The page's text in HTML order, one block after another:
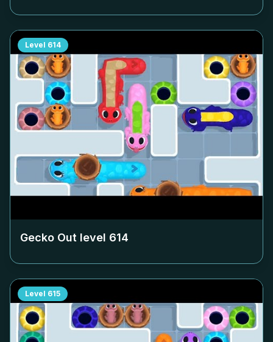
Level 614
Gecko Out level 614
Level 615